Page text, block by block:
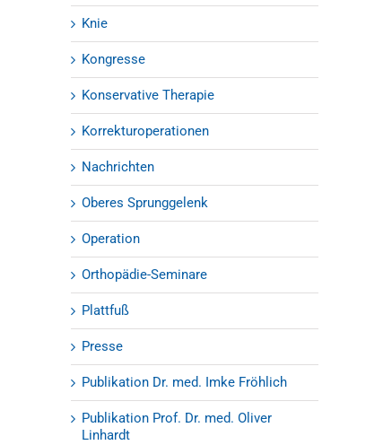
Knie
Kongresse
Konservative Therapie
Korrekturoperationen
Nachrichten
Oberes Sprunggelenk
Operation
Orthopädie-Seminare
Plattfuß
Presse
Publikation Dr. med. Imke Fröhlich
Publikation Prof. Dr. med. Oliver
Linhardt